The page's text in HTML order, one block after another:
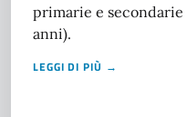
primarie e
anni).
LEGGI DI PIÙ →